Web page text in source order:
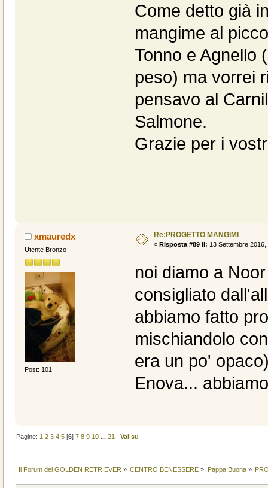
Come detto già
mangime al
Tonno e Agnello
peso) ma vorrei
pensavo al
Salmone.
Grazie per i
xmauredx
Utente Bronzo
Post: 101
Re:PROGETTO MANGIMI
« Risposta #89 il: 13 Settembre 2016,
noi diamo a
consigliato
abbiamo fatto
mischiandolo
era un po'
Enova...
Pagine: 1 2 3 4 5 [6]7 8 9 10 ...21 Vai su
Il Forum del GOLDEN RETRIEVER » CENTRO BENESSERE » Pappa Buona»